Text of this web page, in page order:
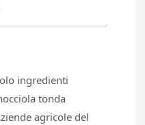
ingredienti
tonda
agricole del